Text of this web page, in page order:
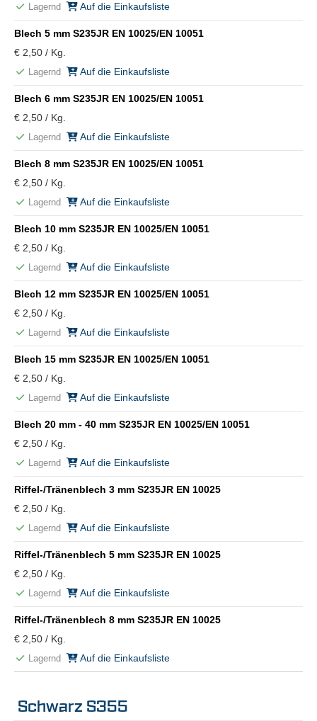
Lagernd Auf die Einkaufsliste
Blech 5 mm S235JR EN 10025/EN 10051
€ 2,50 / Kg.
Lagernd Auf die Einkaufsliste
Blech 6 mm S235JR EN 10025/EN 10051
€ 2,50 / Kg.
Lagernd Auf die Einkaufsliste
Blech 8 mm S235JR EN 10025/EN 10051
€ 2,50 / Kg.
Lagernd Auf die Einkaufsliste
Blech 10 mm S235JR EN 10025/EN 10051
€ 2,50 / Kg.
Lagernd Auf die Einkaufsliste
Blech 12 mm S235JR EN 10025/EN 10051
€ 2,50 / Kg.
Lagernd Auf die Einkaufsliste
Blech 15 mm S235JR EN 10025/EN 10051
€ 2,50 / Kg.
Lagernd Auf die Einkaufsliste
Blech 20 mm - 40 mm S235JR EN 10025/EN 10051
€ 2,50 / Kg.
Lagernd Auf die Einkaufsliste
Riffel-/Tränenblech 3 mm S235JR EN 10025
€ 2,50 / Kg.
Lagernd Auf die Einkaufsliste
Riffel-/Tränenblech 5 mm S235JR EN 10025
€ 2,50 / Kg.
Lagernd Auf die Einkaufsliste
Riffel-/Tränenblech 8 mm S235JR EN 10025
€ 2,50 / Kg.
Lagernd Auf die Einkaufsliste
Schwarz S355